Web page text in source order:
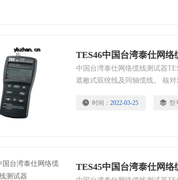
TES46中国台湾泰仕网络
中国台湾泰仕网络缆线测试器
遮敝式双绞线及同轴缆线。 核
离)。 找出缆线连接错误点 (开
时间： 2022-03-25 型
TES45中国台湾泰仕网络